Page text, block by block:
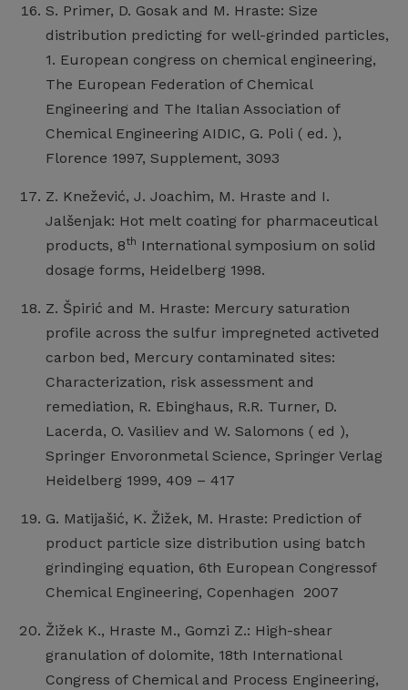
S. Primer, D. Gosak and M. Hraste: Size
distribution predicting for well-grinded particles,
1. European congress on chemical engineering,
The European Federation of Chemical
Engineering and The Italian Association of
Chemical Engineering AIDIC, G. Poli ( ed. ),
Florence 1997, Supplement, 3093
Z. Knežević, J. Joachim, M. Hraste and I.
Jalšenjak: Hot melt coating for pharmaceutical
products, 8th International symposium on solid
dosage forms, Heidelberg 1998.
Z. Špirić and M. Hraste: Mercury saturation
profile across the sulfur impregneted activeted
carbon bed, Mercury contaminated sites:
Characterization, risk assessment and
remediation, R. Ebinghaus, R.R. Turner, D.
Lacerda, O. Vasiliev and W. Salomons ( ed ),
Springer Envoronmetal Science, Springer Verlag
Heidelberg 1999, 409 – 417
G. Matijašić, K. Žižek, M. Hraste: Prediction of
product particle size distribution using batch
grindinging equation, 6th European Congressof
Chemical Engineering, Copenhagen 2007
Žižek K., Hraste M., Gomzi Z.: High-shear
granulation of dolomite, 18th International
Congress of Chemical and Process Engineering,